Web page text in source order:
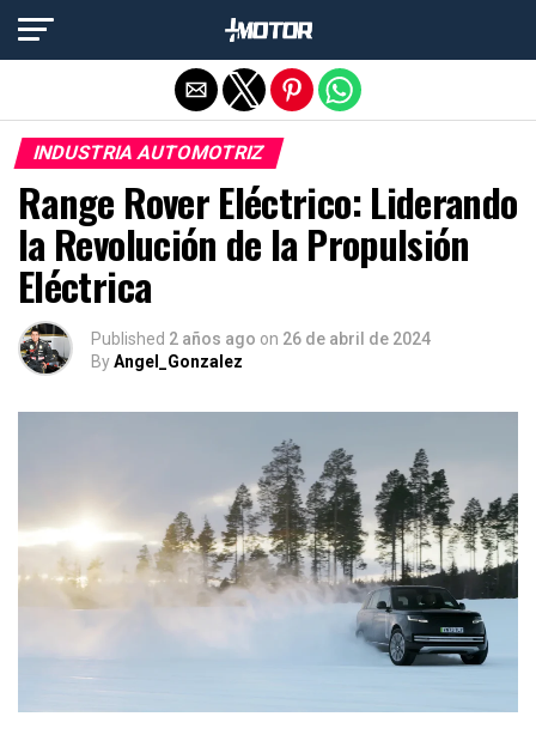
INDUSTRIA AUTOMOTRIZ
Range Rover Eléctrico: Liderando
la Revolución de la Propulsión
Eléctrica
Published 2 años ago on 26 de abril de 2024
ByAngel_Gonzalez
Salir de la versión móvil